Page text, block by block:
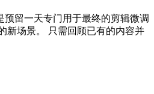
留一天专门用于最终的剪辑微调
新场景。 只需回顾已有的内容并